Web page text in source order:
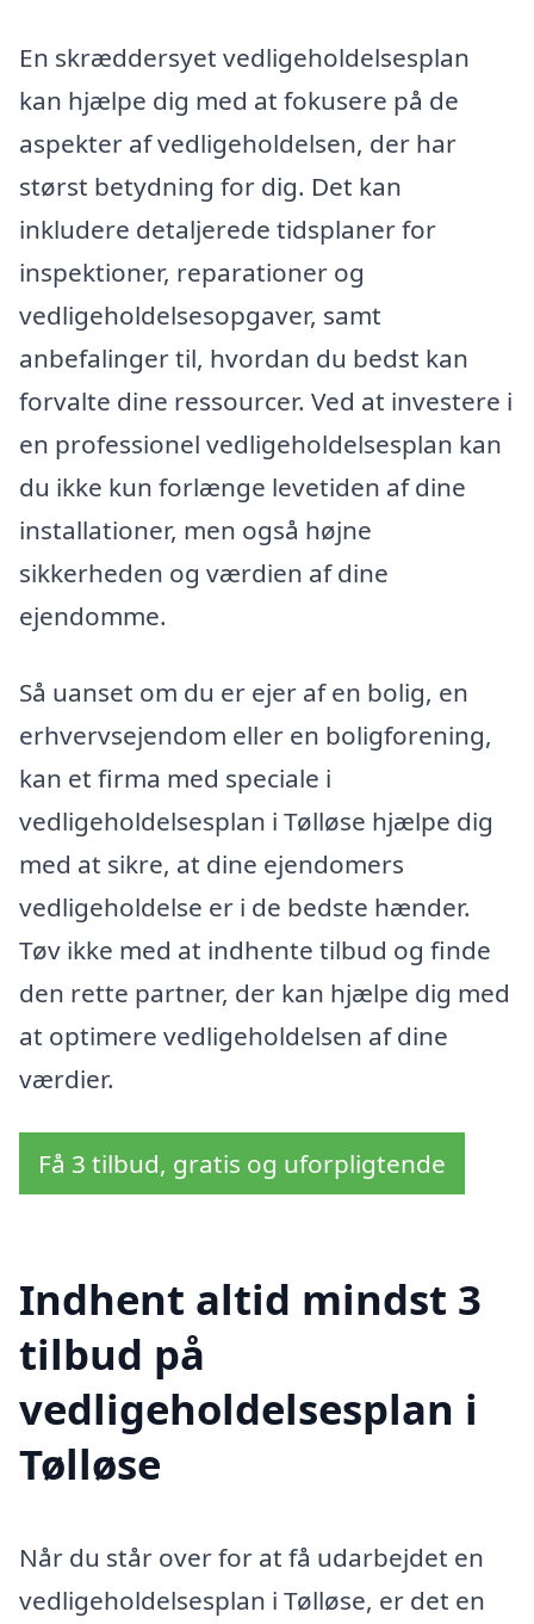
En skræddersyet vedligeholdelsesplan
kan hjælpe dig med at fokusere på de
aspekter af vedligeholdelsen, der har
størst betydning for dig. Det kan
inkludere detaljerede tidsplaner for
inspektioner, reparationer og
vedligeholdelsesopgaver, samt
anbefalinger til, hvordan du bedst kan
forvalte dine ressourcer. Ved at investere i
en professionel vedligeholdelsesplan kan
du ikke kun forlænge levetiden af dine
installationer, men også højne
sikkerheden og værdien af dine
ejendomme.
Så uanset om du er ejer af en bolig, en
erhvervsejendom eller en boligforening,
kan et firma med speciale i
vedligeholdelsesplan i Tølløse hjælpe dig
med at sikre, at dine ejendomers
vedligeholdelse er i de bedste hænder.
Tøv ikke med at indhente tilbud og finde
den rette partner, der kan hjælpe dig med
at optimere vedligeholdelsen af dine
værdier.
Få 3 tilbud, gratis og uforpligtende
Indhent altid mindst 3
tilbud på
vedligeholdelsesplan i
Tølløse
Når du står over for at få udarbejdet en
vedligeholdelsesplan i Tølløse, er det en